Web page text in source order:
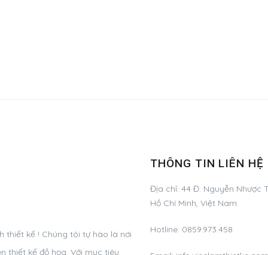
thiết kế ! Chúng tôi tự hào là nơi
thiết kế đồ họa. Với mục tiêu
THÔNG TIN LIÊN HỆ
Địa chỉ: 44 Đ. Nguyễn Nhược
Hồ Chí Minh, Việt Nam
Hotline: 0859.973.458